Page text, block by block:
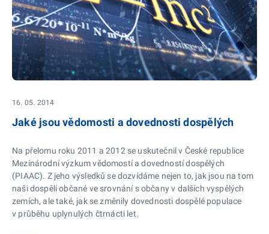
16. 05. 2014
Jaké jsou vědomosti a dovednosti dospělých
Na přelomu roku 2011 a 2012 se uskutečnil v České republice
Mezinárodní výzkum vědomostí a dovedností dospělých
(PIAAC). Z jeho výsledků se dozvídáme nejen to, jak jsou na tom
naši dospělí občané ve srovnání s občany v dalších vyspělých
zemích, ale také, jak se změnily dovednosti dospělé populace
v průběhu uplynulých čtrnácti let.